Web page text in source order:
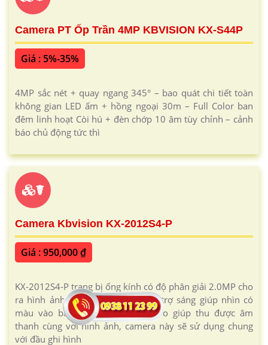
Camera PT Ốp Trần 4MP KBVISION KX-S44P
Giá : 5%-35%
4MP sắc nét + quay ngang 345° – bao quát chi tiết toàn
không gian LED ấm + hồng ngoại 30m – Full Color ban
đêm linh hoạt Còi hú + đèn chớp 10 âm tùy chỉnh – cảnh
báo chủ động tức thì
☤
Camera Kbvision KX-2012S4-P
Giá : 950,000 ₫
KX-2012S4-P trang bị ống kính có độ phân giải 2.0MP cho
ra hình ảnh tốt, trang bị đèn Led trợ sáng giúp nhìn có
màu vào ban đêm, tích hợp micro giúp thu được âm
thanh cùng với hình ảnh, camera này sẽ sử dụng chung
với đầu ghi hình